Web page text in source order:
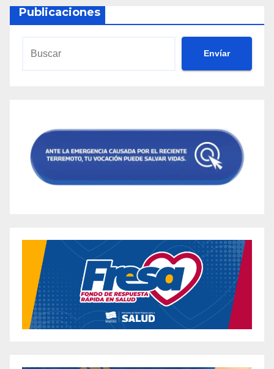
Publicaciones
Envíar